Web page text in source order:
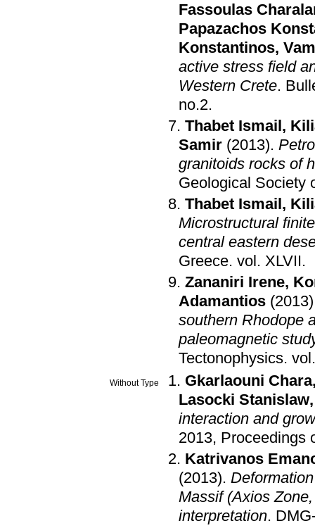
Fassoulas
Papazachos
Konstantinos,
active stress field
Western Crete.
no.2.
Thabet Ismail ,
Samir (2013).
granitoids rocks of
Geological Society
Thabet Ismail ,
Microstructural
central eastern
Greece. vol. XLVII.
Zananiri Irene,
Adamantios (2013)
southern Rhodope
paleomagnetic
Tectonophysics.
Without Type Gkarlaouni Chara
Lasocki Stanislaw
interaction and
2013, Proceedings
Katrivanos
(2013).
Massif (Axios
interpretation.